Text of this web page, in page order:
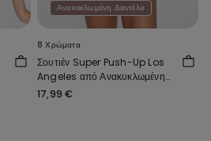
Ανακυκλωμένη Δαντέλα
8 Χρώματα
Σουτιέν Super Push-Up Los
Angeles από Ανακυκλωμένη
Δαντέλα
17,99 €